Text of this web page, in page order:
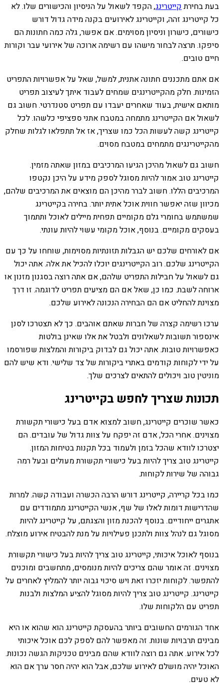
בעת בחירתקייטרינג, הקפד לשאול על הניסיון והכישורים שלו. לא
כל קייטרינג זהה, וקייטרינג לאירועים בקנה מידה גדול דורש
כישורים, כישרון וניסיון מסוימים. אם אפשר, גלה כמה חתונות הם
סיפקו. תרצה לבחור מישהו עם רשימה ארוכה של אירועי עבר וקורות
חיים טובים.
אם אתם מתכננים חתונה אתנית, למשל, שאל על אפשרויות התפריט
הזמינות. חלק מהקייטרינגים שמחים לעבוד איתך לעיצוב תפריט
מותאם אישית, בעוד שאחרים יעבדו עם תפריט סטנדרטי. חשוב גם
לשאול אם הקייטרינג מתמחה במטבח אתני ספציפי כלשהו. לכל
קייטרינג קשה לעשות הכל כמו שצריך, אז אל תתפלאו לגלות שחלק
מהקייטרינגים מתמחים במטבח מסוים.
חשוב גם לשאול מהיכן הגיעו המרכיבים במזון שאתה מזמין.
קייטרינג טוב אמור להיות מסוגל לספק מידע על היכן נקטפו
המרכיבים הללו. חשוב לברר מהיכן הם מוצאים את המרכיבים שלהם,
מכיוון שזה יאפשר חווית אוכל אתית יותר. בחירה בקייטרינג
שמשתמש בחומרי גלם מקומיים תפחית מיילים לאוכל ותתמוך
בעסקים מקומיים. בנוסף, אוכל מקומי עשוי להיות עונתי.
אם לאורחים שלכם יש הגבלות תזונתיות מסוימות, שוחחו על כך עם
הקייטרינג שלכם. רוב הקייטרינגים יוכלו להכיל את אלה. אתה יכול
גם לשאול על חבילות התפריט שלהם, אם אתה רוצה בסגנון מזנון או
ארוחה לשבת. כמו כן, שאל אם הם מציעים תפריט לדוגמה. זו דרך
מצוינת להחליט אם הם הבחירה הנכונה לאירוע שלכם.
ערכו רשימה קצרה של חברות שאתם אוהבים. כך לא תצטרכו לסנן
אינספור תשובות לשאלונים ולבטל את אלו שאינן בולטות
כאפשרויות טובות. אתה יכול גם לבדוק ביקורות והמלצות שפורסמו
על ידי לקוחות קודמים באתרי ביקורות של צד שלישי. ודא שיש להם
מוניטין טוב ויכולים להתאים לצרכים שלך.
תכונות שצריך לחפש בקייטרינג
כאשר שוכרים קייטרינג, חשוב למצוא אדם בעל כישורי תקשורת
מצוינים. אחרי הכל, אדם זה יפקח על צוות גדול של עובדים. הם
יצטרכו לוודא שהכל בזמן ולעמוד בכל תקנות בטיחות המזון.
קייטרינג טוב צריך להיות בעל כישורי תקשורת מעולים ובעל רמה
גבוהה של שירות לקוחות.
כמו בכל קריירה, קייטרינג דורש הרבה הכשרה ועבודה קשה. למרות
שהדרישות דומות לאלו של שף, אנשי הקייטרינג מתמודדים עם
אתגרים ייחודיים. בנוסף להכנת מזון והצגתם, על קייטרינג להיות
מסוגל גם לנהל צוות ולתכנן פעילויות על מנת להבטיח אירוע מוצלח.
בנוסף לאוכל איכותי, קייטרינג טוב צריך להיות בעל כישורי תקשורת
מצוינים. זה אומר שהם צריכים להיות מנומסים, מתחשבים ומוכנים
להתפשר. לקוחות יזכרו זאת ויש סיכוי גבוה יותר להמליץ ​​לאחרים על
קייטרינג. קייטרינג טוב צריך להיות מסוגל להציע המלצות ולבנות
תפריט עם הלקוחות שלו.
אחד הגורמים החשובים ביותר בהעסקת קייטרינג הוא שהוא או היא
מבינים תרבויות שונות. זה מאפשר להם לספק לכם אוכל איכותי
לכל אירוע. אתה גם רוצה לוודא שהם מבינים טכניקות הגשה נכונות.
האוכל יהיה מושלם לאירוע שלכם, אבל הוא יהיה חסר ערך אם הוא
לא טעים.